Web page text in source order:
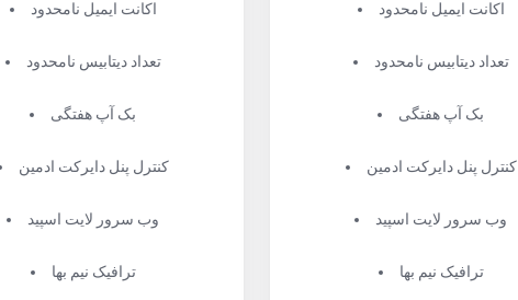
اکانت ایمیل نامحدود
تعداد دیتابیس نامحدود
بک آپ هفتگی
کنترل پنل دایرکت ادمین
وب سرور لایت اسپید
ترافیک نیم بها
اکانت ایمیل نامحدود
تعداد دیتابیس نامحدود
بک آپ هفتگی
کنترل پنل دایرکت ادمین
وب سرور لایت اسپید
ترافیک نیم بها